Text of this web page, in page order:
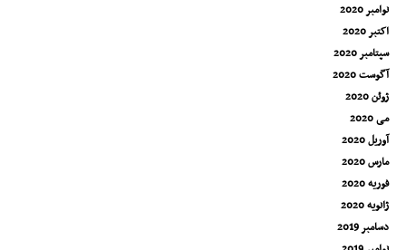
نوامبر 2020
اکتبر 2020
سپتامبر 2020
آگوست 2020
ژوئن 2020
می 2020
آوریل 2020
مارس 2020
فوریه 2020
ژانویه 2020
دسامبر 2019